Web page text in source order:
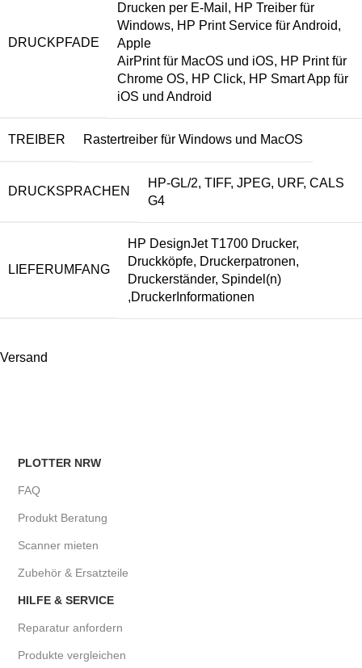
DRUCKPFADE
Drucken per E-Mail, HP Treiber für
Windows, HP Print Service für Android,
Apple
AirPrint für MacOS und iOS, HP Print für
Chrome OS, HP Click, HP Smart App für
iOS und Android
TREIBER Rastertreiber für Windows und MacOS
DRUCKSPRACHEN
HP-GL/2, TIFF, JPEG, URF, CALS
G4
LIEFERUMFANG
HP DesignJet T1700 Drucker,
Druckköpfe, Druckerpatronen,
Druckerständer, Spindel(n)
,DruckerInformationen
Versand
PLOTTER NRW
FAQ
Produkt Beratung
Scanner mieten
Zubehör & Ersatzteile
HILFE & SERVICE
Reparatur anfordern
Produkte vergleichen